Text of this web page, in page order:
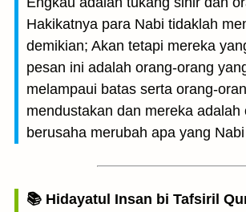
Hakikatnya para Nabi tidaklah
demikian; Akan tetapi mereka
pesan ini adalah orang-orang
melampaui batas serta orang-
mendustakan dan mereka adalah
berusaha merubah apa yang
📚 Hidayatul Insan bi Tafsiril